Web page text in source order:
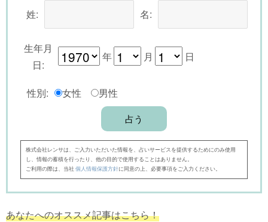
姓:
名:
生年月
日:
年 月 日
性別: 女性 男性
株式会社レンサは、ご入力いただいた情報を、占いサービスを提供するためにのみ使用
し、情報の蓄積を行ったり、他の目的で使用することはありません。
ご利用の際は、当社 個人情報保護方針に同意の上、必要事項をご入力ください。
あなたへのオススメ記事はこちら！